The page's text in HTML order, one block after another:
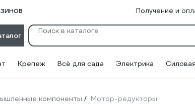
Получение и
Крепеж Всё для сада Электрика
компоненты / Мотор-редукторы